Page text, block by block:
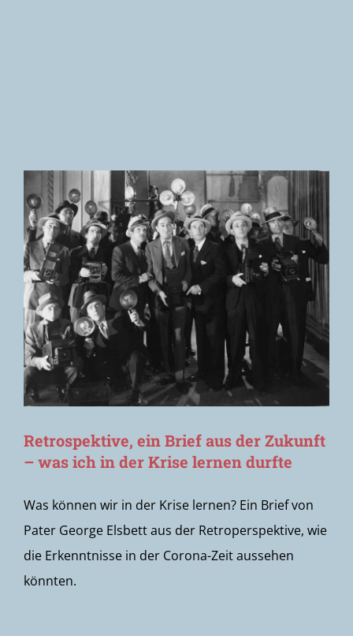
Retrospektive, ein Brief aus der Zukunft
– was ich in der Krise lernen durfte
Was können wir in der Krise lernen? Ein Brief von
Pater George Elsbett aus der Retroperspektive, wie
die Erkenntnisse in der Corona-Zeit aussehen
könnten.